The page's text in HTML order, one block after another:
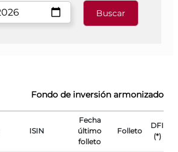
Fondo de inversión armonizado
ISIN
Fecha
último
folleto
Folleto
DFI
(*)